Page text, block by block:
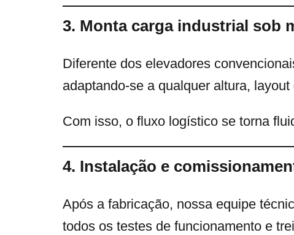
3. Monta carga industrial sob
Diferente dos elevadores
adaptando-se a qualquer altura,
Com isso, o fluxo logístico se torna
4. Instalação e
Após a fabricação, nossa equipe
todos os testes de funcionamento e